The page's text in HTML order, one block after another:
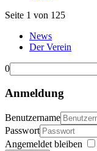
Seite 1 von 125
News
Der Verein
0
Anmeldung
Benutzername
Passwort
Angemeldet bleiben